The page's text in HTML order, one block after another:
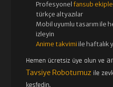
Profesyonelfansub
türkçe altyazılar
Mobil uyumlu tasarım ile
izleyin
Anime takvimi ile haftalık
Hemen ücretsiz üye olun ve
Tavsiye Robotumuz ile
keşfedin.